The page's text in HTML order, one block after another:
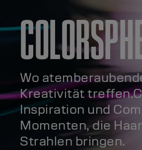
Wo
Kreativität
Inspiration und
Momenten, die
Strahlen bringen.